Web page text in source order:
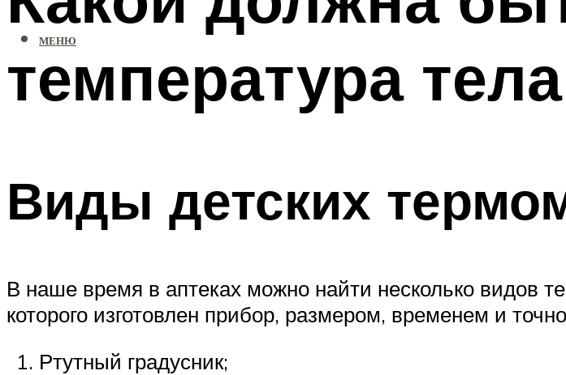
МЕНЮ
температура
Виды детских
В наше время в аптеках можно найти несколько видов
которого изготовлен прибор, размером, временем и
Ртутный градусник;